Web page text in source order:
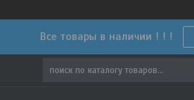
Все товары в наличии ! ! !